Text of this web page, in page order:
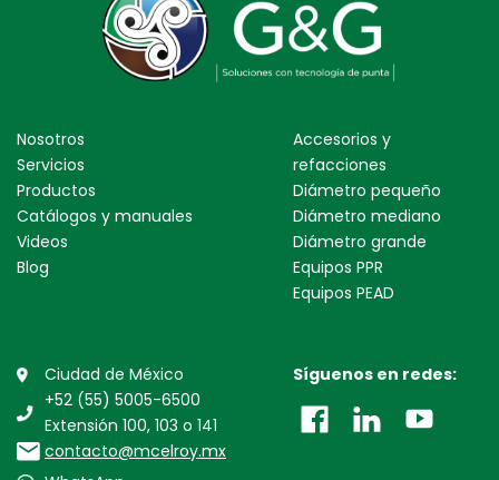
Nosotros
Servicios
Productos
Catálogos y manuales
Videos
Blog
Accesorios y
refacciones
Diámetro pequeño
Diámetro mediano
Diámetro grande
Equipos PPR
Equipos PEAD
Ciudad de México
+52 (55) 5005-6500
Extensión 100, 103 o 141
contacto@mcelroy.mx
Síguenos en redes: